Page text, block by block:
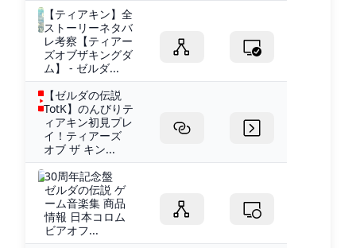
【ティアキン】全
ストーリーネタバ
レ考察【ティアー
ズオブザキングダ
ム】 - ゼルダ...
【ゼルダの伝説
TotK】のんびりテ
ィアキン初見プレ
イ！ティアーズ
オブ ザ キン...
30周年記念盤
ゼルダの伝説 ゲ
ーム音楽集 商品
情報 日本コロム
ビアオフ...